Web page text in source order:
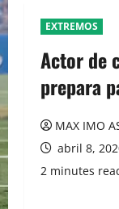
EXTREMOS
Actor de
prepara
MAX IMO
abril 8,
2 minutes